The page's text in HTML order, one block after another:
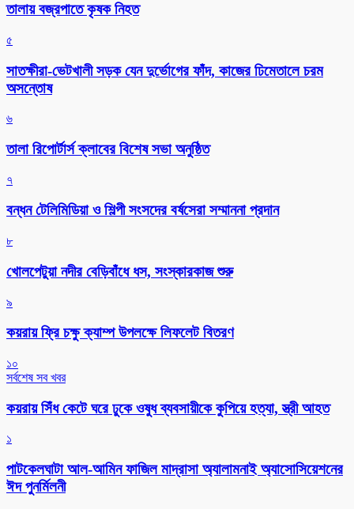
তালায় বজ্রপাতে কৃষক নিহত
৫
সাতক্ষীরা-ভেটখালী সড়ক যেন দুর্ভোগের ফাঁদ, কাজের ঢিমেতালে চরম
অসন্তোষ
৬
‎তালা রিপোর্টার্স ক্লাবের বিশেষ সভা অনুষ্ঠিত
৭
বন্ধন টেলিমিডিয়া ও শিল্পী সংসদের বর্ষসেরা সম্মাননা প্রদান
৮
খোলপেটুয়া নদীর বেড়িবাঁধে ধস, সংস্কারকাজ শুরু
৯
কয়রায় ফ্রি চক্ষু ক্যাম্প উপলক্ষে লিফলেট বিতরণ
১০
সর্বশেষ সব খবর
কয়রায় সিঁধ কেটে ঘরে ঢুকে ওষুধ ব্যবসায়ীকে কুপিয়ে হত্যা, স্ত্রী আহত
১
পাটকেলঘাটা আল-আমিন ফাজিল মাদ্রাসা অ্যালামনাই অ্যাসোসিয়েশনের
ঈদ পুনর্মিলনী